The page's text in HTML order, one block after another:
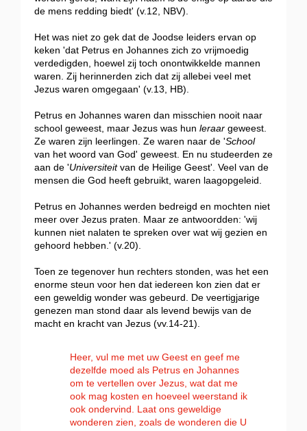
de mens redding biedt' (v.12, NBV).
Het was niet zo gek dat de Joodse leiders ervan op
keken 'dat Petrus en Johannes zich zo vrijmoedig
verdedigden, hoewel zij toch onontwikkelde mannen
waren. Zij herinnerden zich dat zij allebei veel met
Jezus waren omgegaan' (v.13, HB).
Petrus en Johannes waren dan misschien nooit naar
school geweest, maar Jezus was hun leraar geweest.
Ze waren zijn leerlingen. Ze waren naar de 'School
van het woord van God' geweest. En nu studeerden ze
aan de 'Universiteitvan de Heilige Geest'. Veel van de
mensen die God heeft gebruikt, waren laagopgeleid.
Petrus en Johannes werden bedreigd en mochten niet
meer over Jezus praten. Maar ze antwoordden: 'wij
kunnen niet nalaten te spreken over wat wij gezien en
gehoord hebben.' (v.20).
Toen ze tegenover hun rechters stonden, was het een
enorme steun voor hen dat iedereen kon zien dat er
een geweldig wonder was gebeurd. De veertigjarige
genezen man stond daar als levend bewijs van de
macht en kracht van Jezus (vv.14-21).
Heer, vul me met uw Geest en geef me
dezelfde moed als Petrus en Johannes
om te vertellen over Jezus, wat dat me
ook mag kosten en hoeveel weerstand ik
ook ondervind. Laat ons geweldige
wonderen zien, zoals de wonderen die U